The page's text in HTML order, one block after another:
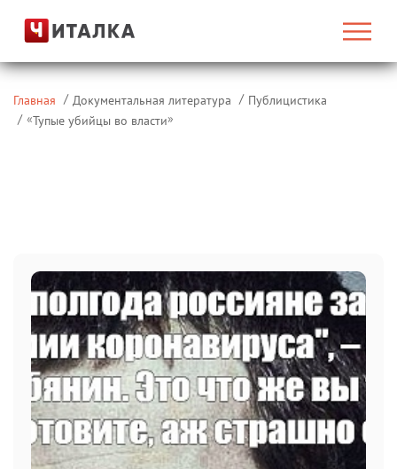
Главная Документальная литература
Публицистика
«Тупые убийцы во власти»